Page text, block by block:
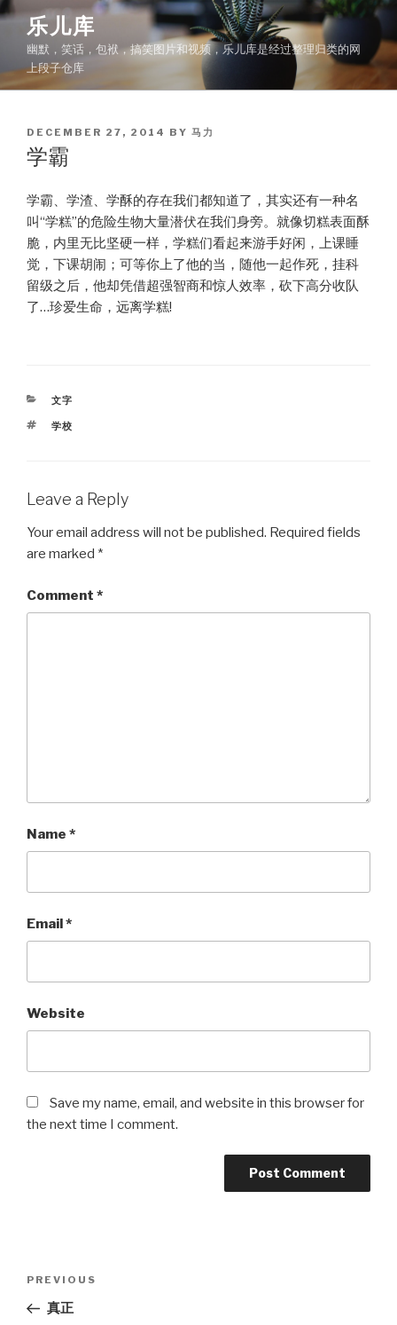
Skip
content
乐儿库
幽默，笑话，包袱，搞笑图片和视频，乐儿库是经过整理归类的网
上段子仓库
POSTED
ON
DECEMBER 27, 2014 BY 马力
学霸
学霸、学渣、学酥的存在我们都知道了，其实还有一种名
叫“学糕”的危险生物大量潜伏在我们身旁。就像切糕表面酥
脆，内里无比坚硬一样，学糕们看起来游手好闲，上课睡
觉，下课胡闹；可等你上了他的当，随他一起作死，挂科
留级之后，他却凭借超强智商和惊人效率，砍下高分收队
了…珍爱生命，远离学糕!
CATEGORIES
文字
TAGS
学校
Leave a Reply
Your email address will not be published. Required fields
are marked *
Comment *
Name *
Email*
Website
Save my name, email, and website in this browser for
the next time I comment.
Previous
Post
PREVIOUS
真正